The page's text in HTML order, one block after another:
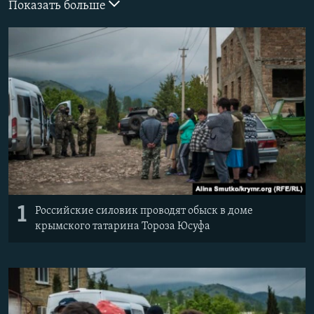
КРЫМ.НЕПОКОРЕННЫЙ
ELIFBE
УКРАИНСКАЯ ПРОБЛЕМА КРЫМА
ПРИСОЕДИНЯЙТЕСЬ!
Все сайты RFE/RL
Показать больше
1
Российские силовик проводят обыск в доме
крымского татарина Тороза Юсуфа